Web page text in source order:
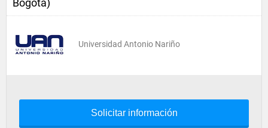
Bogotá)
Universidad Antonio Nariño
Solicitar información